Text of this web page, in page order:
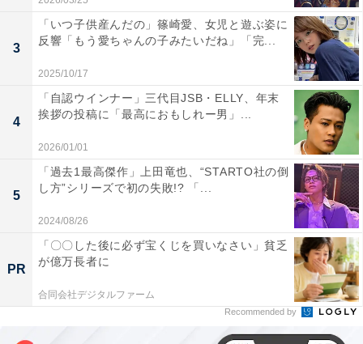
3
「いつ子供産んだの」篠崎愛、女児と遊ぶ姿に
反響「もう愛ちゃんの子みたいだね」「完...
2025/10/17
4
「自認ウインナー」三代目JSB・ELLY、年末
挨拶の投稿に「最高におもしれー男」...
2026/01/01
5
「過去1最高傑作」上田竜也、“STARTO社の倒
し方”シリーズで初の失敗!? 「...
2024/08/26
PR
「〇〇した後に必ず宝くじを買いなさい」貧乏
が億万長者に
合同会社デジタルファーム
Recommended by